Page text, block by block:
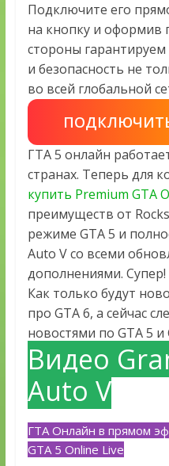
Подключите его
на кнопку и оформив
стороны гарантируем
и безопасность не
во всей глобальной
ПОДКЛЮЧИТЬ
ГТА 5 онлайн
странах. Теперь для
купить Premium GTA
преимуществ от
режиме GTA 5 и
Auto V со всеми
дополнениями. Супер!
Как только будут
про GTA 6, а сейчас
новостями по GTA 5 и
Видео
Auto V
ГТА Онлайн в прямом
GTA 5 Online Live